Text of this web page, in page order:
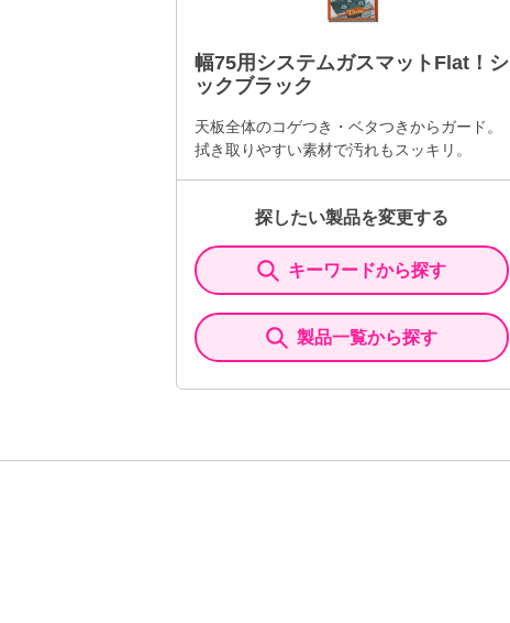
幅75用システムガスマットFlat！シ
ックブラック
天板全体のコゲつき・ベタつきからガード。
拭き取りやすい素材で汚れもスッキリ。
探したい製品を変更する
キーワードから探す
製品一覧から探す